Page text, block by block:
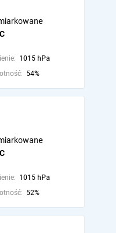
1015 hPa
54%
1015 hPa
52%